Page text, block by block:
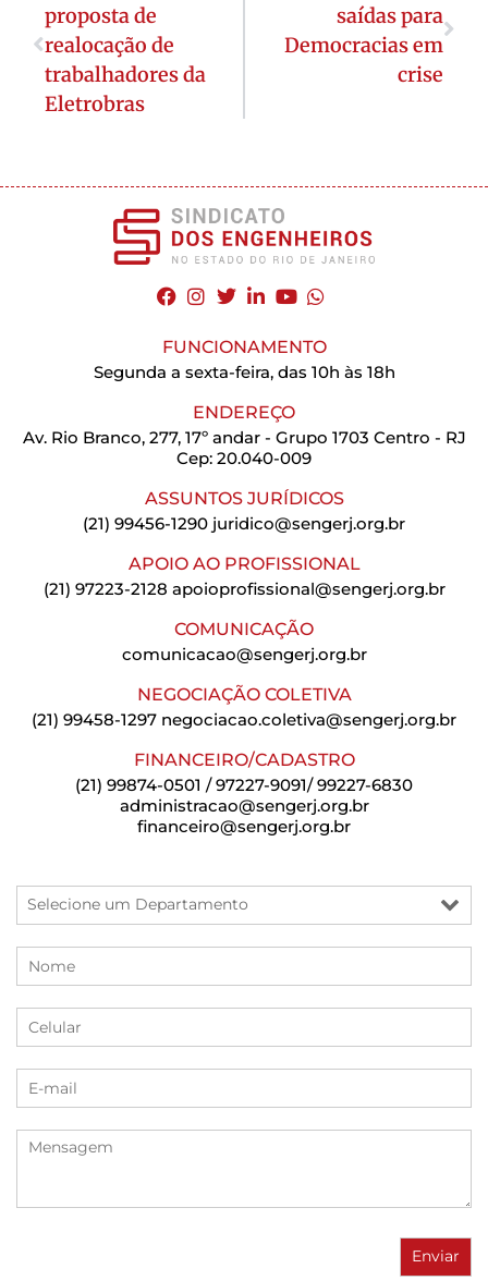
proposta de
realocação de
trabalhadores da
Eletrobras
saídas para
Democracias em
crise
FUNCIONAMENTO
Segunda a sexta-feira, das 10h às 18h
ENDEREÇO
Av. Rio Branco, 277, 17º andar - Grupo 1703 Centro - RJ
Cep: 20.040-009
ASSUNTOS JURÍDICOS
(21) 99456-1290 juridico@sengerj.org.br
APOIO AO PROFISSIONAL
(21) 97223-2128 apoioprofissional@sengerj.org.br
COMUNICAÇÃO
comunicacao@sengerj.org.br
NEGOCIAÇÃO COLETIVA
(21) 99458-1297 negociacao.coletiva@sengerj.org.br
FINANCEIRO/CADASTRO
(21) 99874-0501 / 97227-9091/ 99227-6830
administracao@sengerj.org.br
financeiro@sengerj.org.br